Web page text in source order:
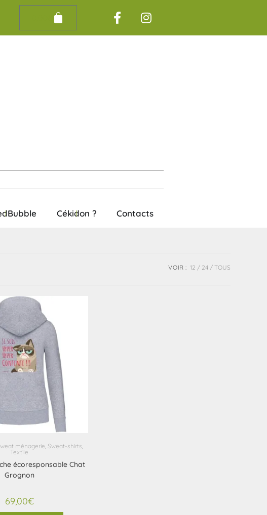
Cékidon ? Contacts
VOIR : 12 24 TOUS
ménagerie, Sweat-shirts,
Textile
écoresponsable Chat
Grognon
69,00€